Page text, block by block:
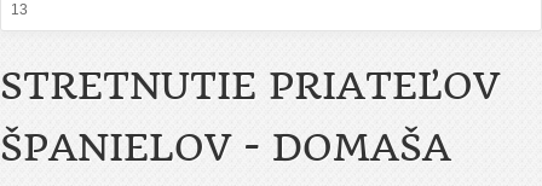
13
STRETNUTIE PRIATEĽOV
ŠPANIELOV - DOMAŠA